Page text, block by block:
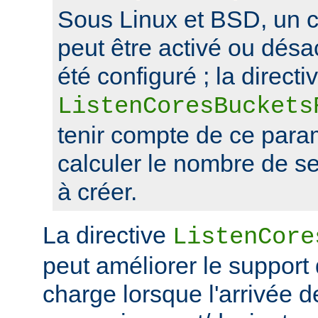
Sous Linux et BSD, un
peut être activé ou
été configuré ; la
tenir compte de ce
calculer le nombre de
à créer.
La directive
peut améliorer le
charge lorsque l'arrivée